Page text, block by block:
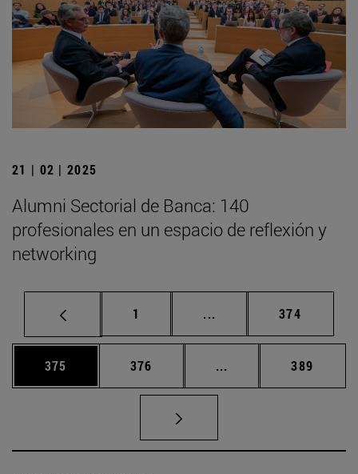
21 | 02 | 2025
Alumni Sectorial de Banca: 140
profesionales en un espacio de reflexión y
networking
Página
1 ... Páginas intermedias
Página
374
Página
375 Página
376 ... Páginas intermedias
Página
389